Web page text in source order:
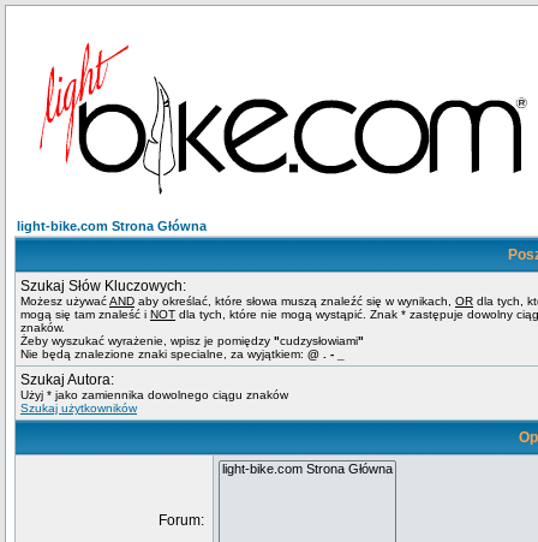
light-bike.com Strona Główna
Szukaj Słów Kluczowych:
Możesz używaćAND aby określać, które słowa muszą znaleźć się w wynikach, OR dla tych,
mogą się tam znaleść i NOT dla tych, które nie mogą wystąpić. Znak * zastępuje dowolny ciąg
znaków.
Żeby wyszukać wyrażenie, wpisz je pomiędzy "cudzysłowiami"
Nie będą znalezione znaki specialne, za wyjątkiem: @ . - _
Szukaj Autora:
Użyj * jako zamiennika dowolnego ciągu znaków
Szukaj użytkowników
Forum: